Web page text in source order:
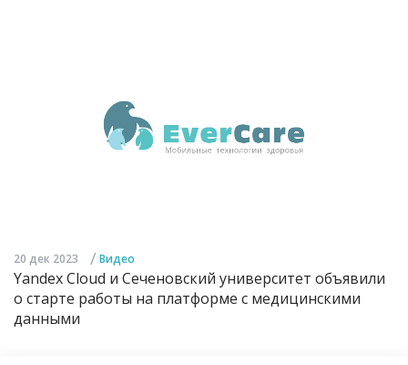
20 дек 2023 / Видео
Yandex Cloud и Сеченовский университет объявили
о старте работы на платформе с медицинскими
данными